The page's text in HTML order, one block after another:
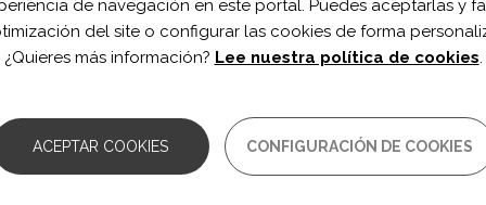
¿Conoces las
contacto contigo:
Teléfono
Correo
electrónico
Correo
electrónico
de navegación en este portal. Puedes aceptarlas y
del site o configurar las cookies de forma
¿Quieres más información? Lee nuestra política de cookies
ACEPTAR COOKIES CONFIGURACIÓN DE COOKIES